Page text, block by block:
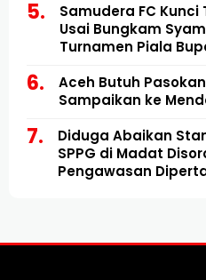
Samudera FC
Usai Bungkam
Turnamen Piala
Aceh Butuh
Sampaikan ke
Diduga Abaikan
SPPG di Madat
Pengawasan